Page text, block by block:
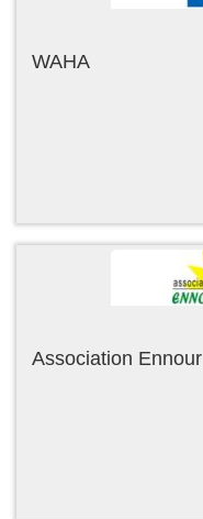
WAHA
Association Ennour